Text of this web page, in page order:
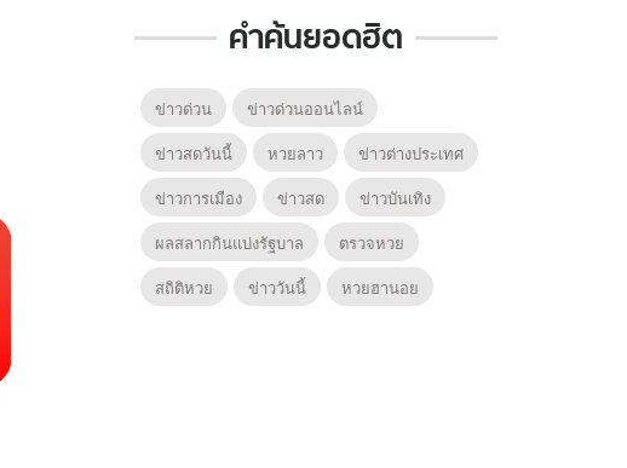
คำค้นยอดฮิต
ข่าวด่วน
ข่าวด่วนออนไลน์
ข่าวสดวันนี้
หวยลาว
ข่าวต่างประเทศ
ข่าวการเมือง
ข่าวสด
ข่าวบันเทิง
ผลสลากกินแบ่งรัฐบาล
ตรวจหวย
สถิติหวย
ข่าววันนี้ หวยฮานอย